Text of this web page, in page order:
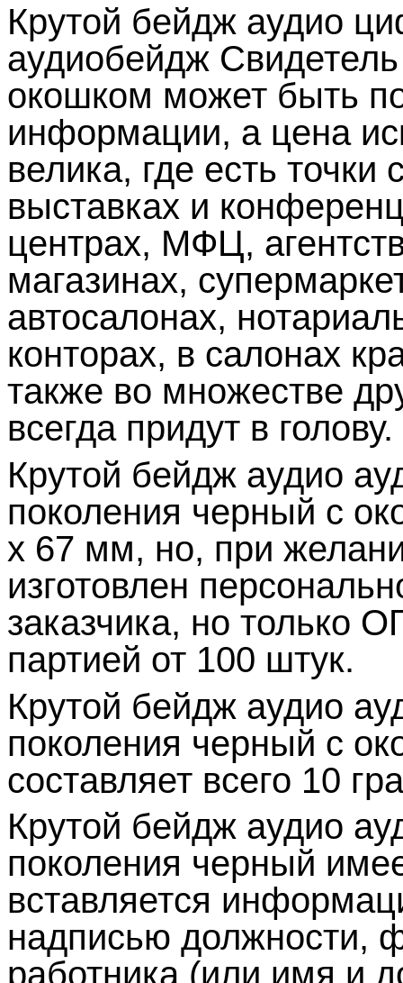
Крутой бейдж аудио
аудиобейдж
окошком может быть
информации, а цена
велика, где есть
выставках и
центрах, МФЦ,
магазинах,
автосалонах,
конторах, в салонах
также во множестве
всегда придут в голову.
Крутой бейдж аудио
поколения черный с
x 67 мм, но, при
изготовлен
заказчика, но только
партией от 100 штук.
Крутой бейдж аудио
поколения черный с
составляет всего 10
Крутой бейдж аудио
поколения черный
вставляется
надписью должности,
работника (или имя и